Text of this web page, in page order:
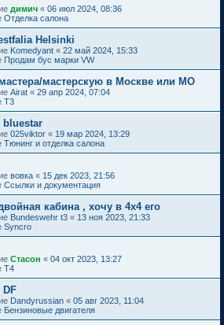
димич « 06 июл 2024, 08:36
Отделка салона
Helsinki
Komedyant « 22 май 2024, 15:33
Продам бус марки VW
мастерскую в Москве или МО
Airat « 29 апр 2024, 07:04
T3
bluestar
025viktor « 19 мар 2024, 13:29
Тюнинг и отделка салона
вовка « 15 дек 2023, 21:56
Ссылки и документация
кабина , хочу в 4х4 его
Bundeswehr t3 « 13 ноя 2023, 21:33
Syncro
Стасон « 04 окт 2023, 13:27
T4
Dandyrussian « 05 авг 2023, 11:04
Бензиновые двигателя